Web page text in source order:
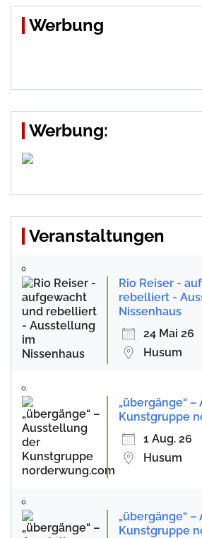
Werbung
Werbung:
Veranstaltungen
Rio Reiser -
rebelliert -
Nissenhaus
24 Mai 26
Husum
„übergänge“
Kunstgruppe
1 Aug. 26
Husum
„übergänge“
Kunstgruppe